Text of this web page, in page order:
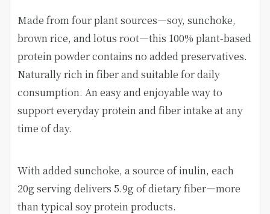
Made from four plant sources—soy, sunchoke,
brown rice, and lotus root—this 100% plant-based
protein powder contains no added preservatives.
Naturally rich in fiber and suitable for daily
consumption. An easy and enjoyable way to
support everyday protein and fiber intake at any
time of day.
With added sunchoke, a source of inulin, each
20g serving delivers 5.9g of dietary fiber—more
than typical soy protein products.